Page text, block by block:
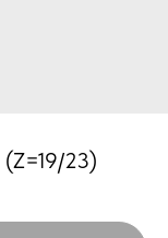
23)